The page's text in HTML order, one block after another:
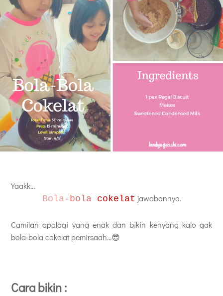
Yaakk...
Bola- bola cokelat jawabannya.
Camilan apalagi yang enak dan bikin kenyang kalo gak
bola-bola cokelat pemirsaah...😎
Cara bikin :